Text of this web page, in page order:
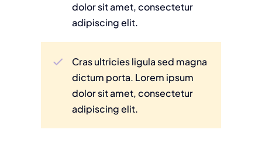
dolor sit amet, consectetur
adipiscing elit.
Cras ultricies ligula sed magna
dictum porta. Lorem ipsum
dolor sit amet, consectetur
adipiscing elit.